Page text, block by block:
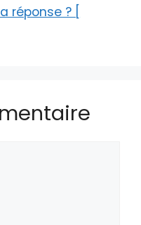
réponse ? [